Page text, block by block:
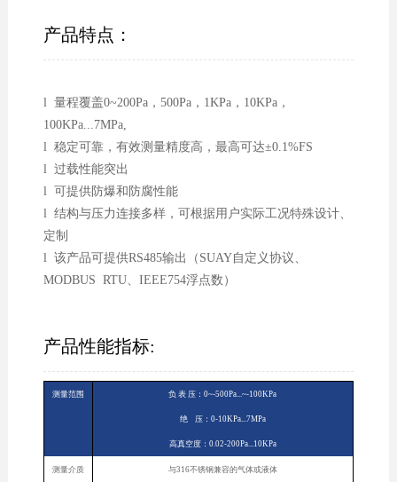
产品特点：
l 量程覆盖0~200Pa，500Pa，1KPa，10KPa，
100KPa...7MPa,
l 稳定可靠，有效测量精度高，最高可达±0.1%FS
l 过载性能突出
l 可提供防爆和防腐性能
l 结构与压力连接多样，可根据用户实际工况特殊设计、
定制
l 该产品可提供RS485输出（SUAY自定义协议、
MODBUS RTU、IEEE754浮点数）
产品性能指标:
测量范围 负 表 压：0~-500Pa...~-100KPa
绝 压：0-10KPa...7MPa
高真空度：0.02-200Pa...10KPa
测量介质 与316不锈钢兼容的气体或液体